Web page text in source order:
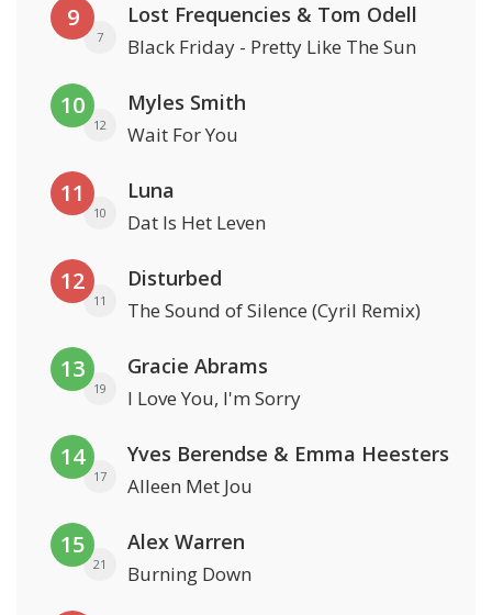
9
7
Lost Frequencies & Tom Odell
Black Friday - Pretty Like The Sun
10
12
Myles Smith
Wait For You
11
10
Luna
Dat Is Het Leven
12
11
Disturbed
The Sound of Silence (Cyril Remix)
13
19
Gracie Abrams
I Love You, I'm Sorry
14
17
Yves Berendse & Emma Heesters
Alleen Met Jou
15
21
Alex Warren
Burning Down